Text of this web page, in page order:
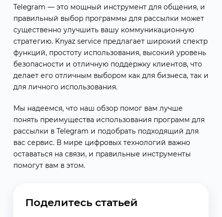
Telegram — это мощный инструмент для общения, и
правильный выбор программы для рассылки может
существенно улучшить вашу коммуникационную
стратегию. Knyaz service предлагает широкий спектр
функций, простоту использования, высокий уровень
безопасности и отличную поддержку клиентов, что
делает его отличным выбором как для бизнеса, так и
для личного использования.
Мы надеемся, что наш обзор помог вам лучше
понять преимущества использования программ для
рассылки в Telegram и подобрать подходящий для
вас сервис. В мире цифровых технологий важно
оставаться на связи, и правильные инструменты
помогут вам в этом.
Поделитесь статьей